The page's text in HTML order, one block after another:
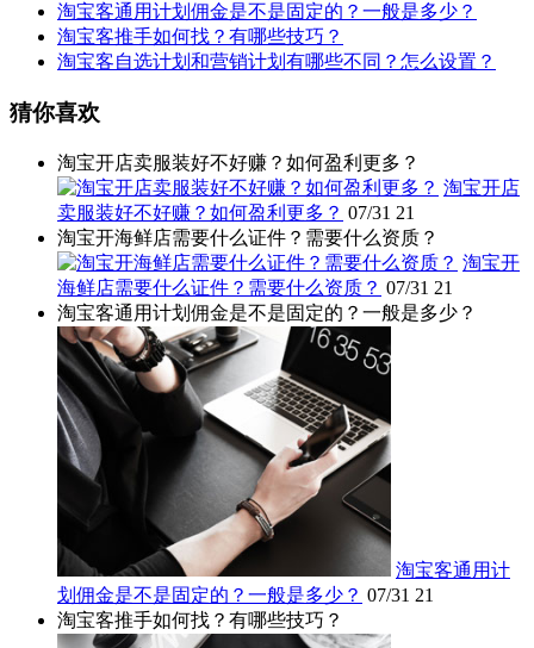
淘宝客通用计划佣金是不是固定的？一般是多少？
淘宝客推手如何找？有哪些技巧？
淘宝客自选计划和营销计划有哪些不同？怎么设置？
猜你喜欢
淘宝开店卖服装好不好赚？如何盈利更多？
淘宝开店
卖服装好不好赚？如何盈利更多？ 07/31 21
淘宝开海鲜店需要什么证件？需要什么资质？
淘宝开
海鲜店需要什么证件？需要什么资质？ 07/31 21
淘宝客通用计划佣金是不是固定的？一般是多少？
淘宝客通用计
划佣金是不是固定的？一般是多少？ 07/31 21
淘宝客推手如何找？有哪些技巧？